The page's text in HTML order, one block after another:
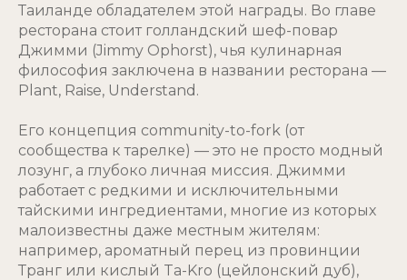
Таиланде обладателем этой награды. Во главе
ресторана стоит голландский шеф-повар
Джимми (Jimmy Ophorst), чья кулинарная
философия заключена в названии ресторана —
Plant, Raise, Understand.
Его концепция community-to-fork (от
сообщества к тарелке) — это не просто модный
лозунг, а глубоко личная миссия. Джимми
работает с редкими и исключительными
тайскими ингредиентами, многие из которых
малоизвестны даже местным жителям:
например, ароматный перец из провинции
Транг или кислый Ta-Kro (цейлонский дуб),